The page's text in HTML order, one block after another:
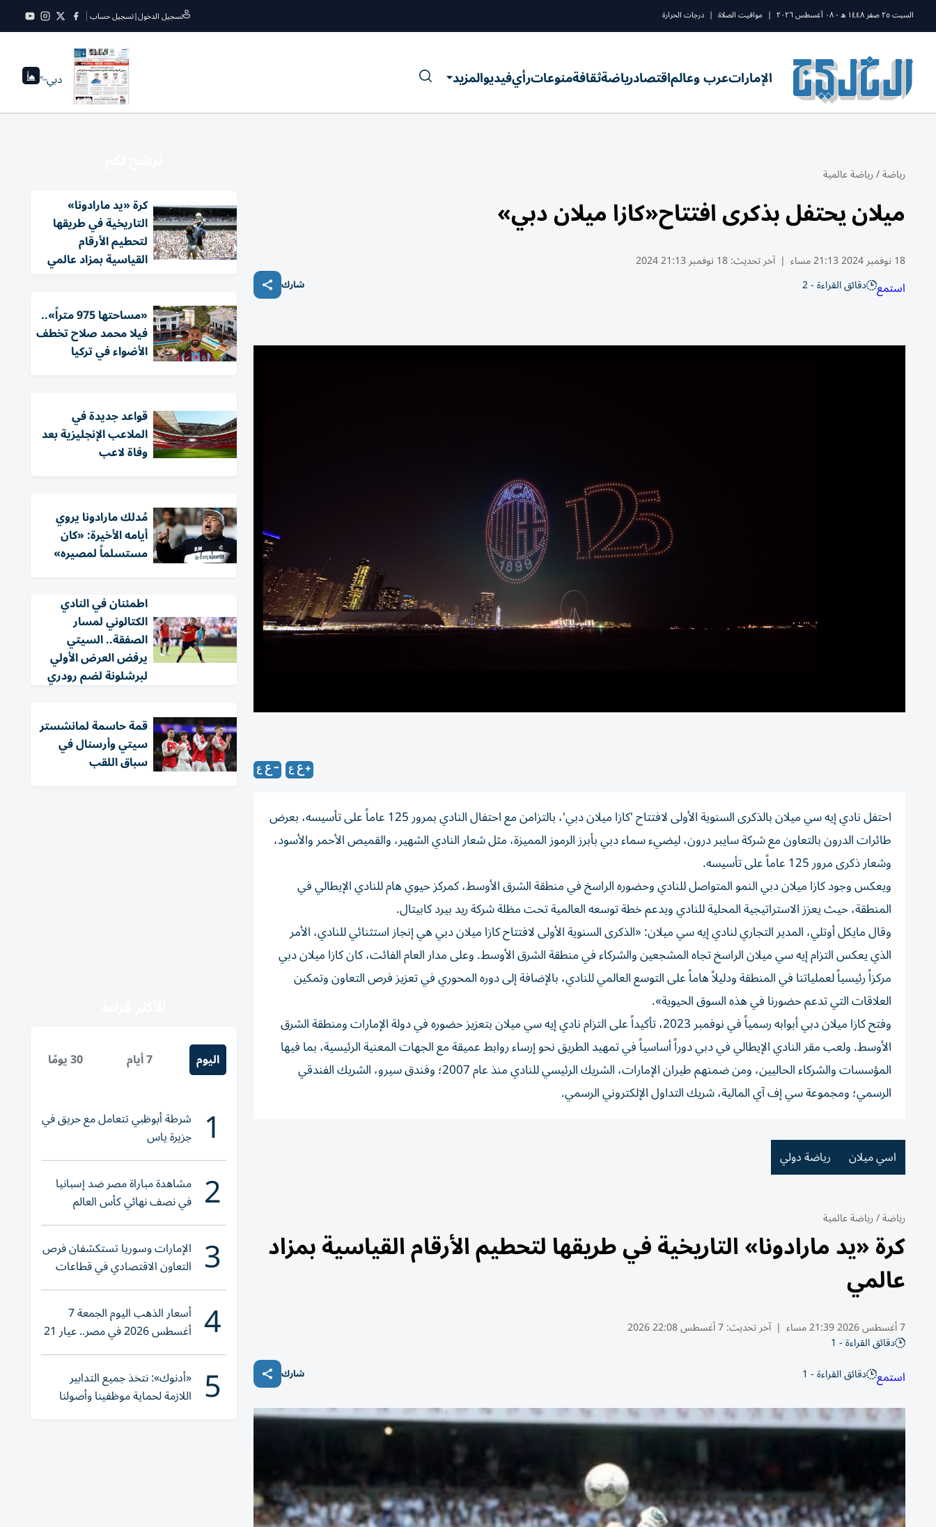
السبت ٢٥ صفر ١٤٤٨ ه - ٠٨ أغسطس ٢٠٢٦ | مواقيت الصلاة | درجات الحرارة تسجيل الدخول|تسجيل حساب
الإماراتعرب وعالماقتصادرياضةثقافةمنوعاترأيفيديوالمزيد دبي--°
رياضة/رياضة عالمية
ميلان يحتفل بذكرى افتتاح«كازا ميلان دبي»
18 نوفمبر 2024 21:13 مساء | آخر تحديث:18 نوفمبر 21:13 2024
استمع دقائق القراءة - 2 شارك
احتفل نادي إيه سي ميلان بالذكرى السنوية الأولى لافتتاح 'كازا ميلان دبي'، بالتزامن مع احتفال النادي بمرور 125 عاماً على تأسيسه، بعرض
طائرات الدرون بالتعاون مع شركة سايبر درون، ليضيء سماء دبي بأبرز الرموز المميزة، مثل شعار النادي الشهير، والقميص الأحمر والأسود،
وشعار ذكرى مرور 125 عاماً على تأسيسه.
ويعكس وجود كازا ميلان دبي النمو المتواصل للنادي وحضوره الراسخ في منطقة الشرق الأوسط، كمركز حيوي هام للنادي الإيطالي في
المنطقة، حيث يعزز الاستراتيجية المحلية للنادي ويدعم خطة توسعه العالمية تحت مظلة شركة ريد بيرد كابيتال.
وقال مايكل أوتلي، المدير التجاري لنادي إيه سي ميلان: «الذكرى السنوية الأولى لافتتاح كازا ميلان دبي هي إنجاز استثنائي للنادي، الأمر
الذي يعكس التزام إيه سي ميلان الراسخ تجاه المشجعين والشركاء في منطقة الشرق الأوسط. وعلى مدار العام الفائت، كان كازا ميلان دبي
مركزاً رئيسياً لعملياتنا في المنطقة ودليلاً هاماً على التوسع العالمي للنادي، بالإضافة إلى دوره المحوري في تعزيز فرص التعاون وتمكين
العلاقات التي تدعم حضورنا في هذه السوق الحيوية».
وفتح كازا ميلان دبي أبوابه رسمياً في نوفمبر 2023، تأكيداً على التزام نادي إيه سي ميلان بتعزيز حضوره في دولة الإمارات ومنطقة الشرق
الأوسط. ولعب مقر النادي الإيطالي في دبي دوراً أساسياً في تمهيد الطريق نحو إرساء روابط عميقة مع الجهات المعنية الرئيسية، بما فيها
المؤسسات والشركاء الحاليين، ومن ضمنهم طيران الإمارات، الشريك الرئيسي للنادي منذ عام 2007؛ وفندق سيرو، الشريك الفندقي
الرسمي؛ ومجموعة سي إف آي المالية، شريك التداول الإلكتروني الرسمي.
اسي ميلان رياضة دولي
رياضة/رياضة عالمية
كرة «يد مارادونا» التاريخية في طريقها لتحطيم الأرقام القياسية بمزاد
عالمي
7 أغسطس 2026 21:39 مساء | آخر تحديث:7 أغسطس 22:08 2026
دقائق القراءة - 1
استمع دقائق القراءة - 1 شارك
كرة «يد مارادونا»
التاريخية في طريقها
لتحطيم الأرقام
القياسية بمزاد عالمي
«مساحتها 975 متراً»..
فيلا محمد صلاح تخطف
الأضواء في تركيا
قواعد جديدة في
الملاعب الإنجليزية بعد
وفاة لاعب
مُدلك مارادونا يروي
أيامه الأخيرة: «كان
مستسلماً لمصيره»
اطمئنان في النادي
الكتالوني لمسار
الصفقة.. السيتي
يرفض العرض الأولي
لبرشلونة لضم رودري
قمة حاسمة لمانشستر
سيتي وأرسنال في
سباق اللقب
اليوم 7 أيام 30 يومًا
1 شرطة أبوظبي تتعامل مع حريق في
جزيرة ياس
2 مشاهدة مباراة مصر ضد إسبانيا
في نصف نهائي كأس العالم
لناشئات اليد 2026
3 الإمارات وسوريا تستكشفان فرص
التعاون الاقتصادي في قطاعات
حيوية
4 أسعار الذهب اليوم الجمعة 7
أغسطس 2026 في مصر.. عيار 21
يقترب من هذا الرقم
5 «أدنوك»: نتخذ جميع التدابير
اللازمة لحماية موظفينا وأصولنا